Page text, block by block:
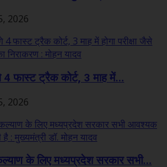
2026
फास्ट ट्रैक कोर्ट, 3 माह में...
2026
के लिए मध्यप्रदेश सरकार सभी...